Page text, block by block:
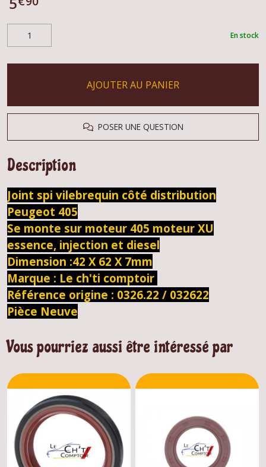
En stock
AJOUTER AU PANIER
POSER UNE QUESTION
Description
Joint spi vilebrequin côté distribution
Peugeot 405
Se monte sur moteur 405 moteur XU
essence, injection et diesel
Dimension :42 X 62 X 7mm
Marque : Le ch'ti comptoir
Référence origine : 0326.22 / 032622
Pièce Neuve
Vous pourriez aussi être intéressé par